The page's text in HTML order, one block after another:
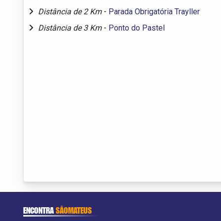
Distância de 2 Km - Parada Obrigatória Trayller
Distância de 3 Km - Ponto do Pastel
ENCONTRASÃOMATEUS